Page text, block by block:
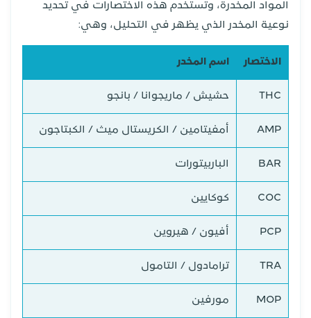
المواد المخدرة، وتستخدم هذه الاختصارات في تحديد
نوعية المخدر الذي يظهر في التحليل، وهي:
الاختصار اسم المخدر
THC حشيش / ماريجوانا / بانجو
AMP أمفيتامين / الكريستال ميث / الكبتاجون
BAR الباربيتورات
COC كوكايين
PCP أفيون / هيروين
TRA ترامادول / التامول
MOP مورفين